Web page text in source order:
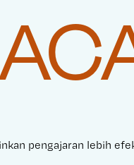
pengajaran lebih